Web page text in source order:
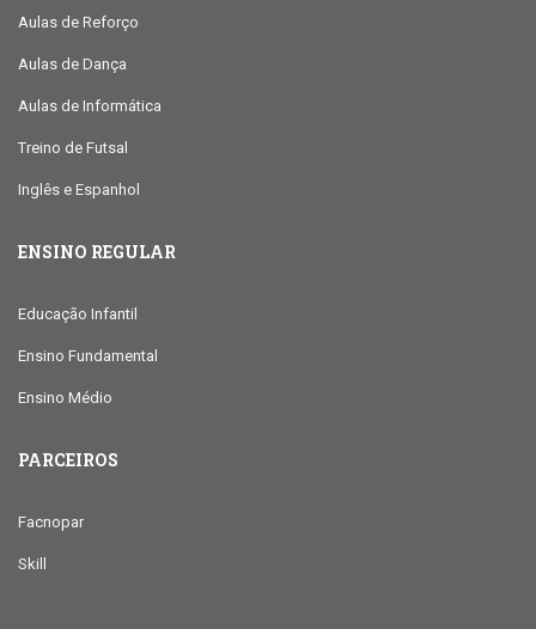
Aulas de Reforço
Aulas de Dança
Aulas de Informática
Treino de Futsal
Inglês e Espanhol
ENSINO REGULAR
Educação Infantil
Ensino Fundamental
Ensino Médio
PARCEIROS
Facnopar
Skill